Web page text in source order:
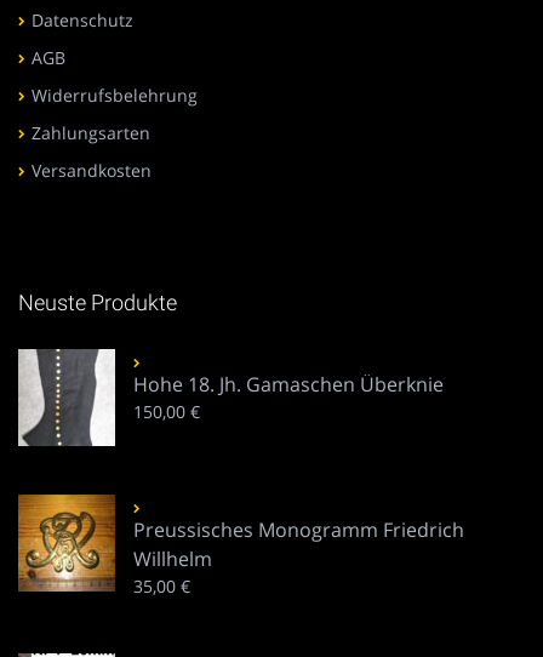
Datenschutz
AGB
Widerrufsbelehrung
Zahlungsarten
Versandkosten
Neuste Produkte
Hohe 18. Jh. Gamaschen Überknie
150,00 €
Preussisches Monogramm Friedrich
Willhelm
35,00 €